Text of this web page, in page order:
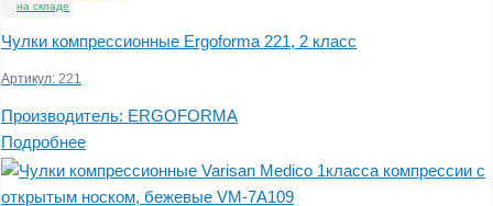
на складе
Чулки компрессионные Ergoforma 221, 2 класс
Артикул: 221
Производитель: ERGOFORMA
Подробнее